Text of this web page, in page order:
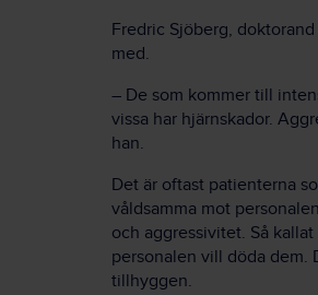
Fredric Sjöberg,
med.
– De som kommer till
vissa har hjärnskador.
han.
Det är oftast patienterna
våldsamma mot
och aggressivitet. Så
personalen vill döda dem.
tillhyggen.